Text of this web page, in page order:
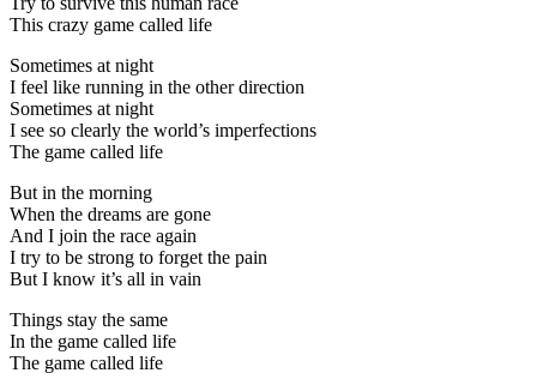
This crazy game called life
Sometimes at night
I feel like running in the other direction
Sometimes at night
I see so clearly the world’s imperfections
The game called life
But in the morning
When the dreams are gone
And I join the race again
I try to be strong to forget the pain
But I know it’s all in vain
Things stay the same
In the game called life
The game called life